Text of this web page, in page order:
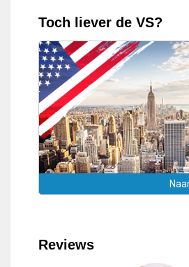
Toch liever de VS?
Reviews